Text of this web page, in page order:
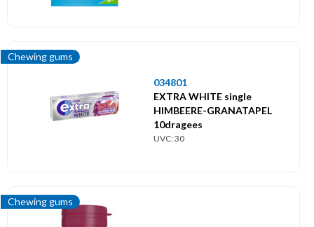
Chewing gums
034801
EXTRA WHITE single
HIMBEERE-GRANATAPEL
10dragees
UVC: 30
Chewing gums